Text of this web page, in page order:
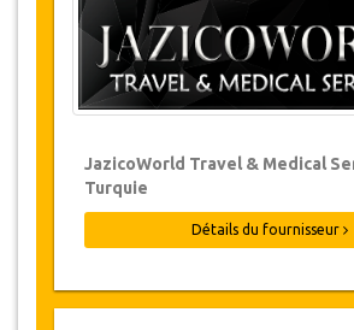
moins 24 heures à l’avance,
pas de frais, même si la
confirmée. L'annulation ne
que par écrit en envoyant
électronique.
moins de 24 heures avant le
Dans de tels cas, les
remboursables.
De temps en temps,
JazicoWorld Travel & Medical
Turquie
Détails du fournisseur